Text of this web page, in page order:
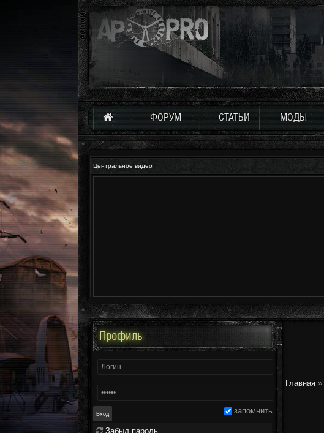
ФОРУМ СТАТЬИ МОДЫ
Центральное видео
Главная »
Профиль
запомнить
Забыл пароль